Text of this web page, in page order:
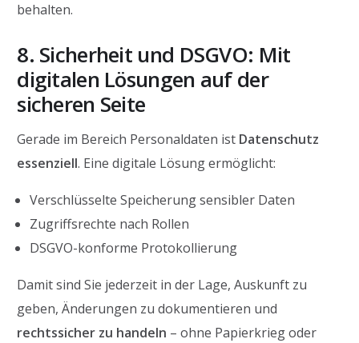
behalten.
8. Sicherheit und DSGVO: Mit
digitalen Lösungen auf der
sicheren Seite
Gerade im Bereich Personaldaten ist Datenschutz
essenziell. Eine digitale Lösung ermöglicht:
Verschlüsselte Speicherung sensibler Daten
Zugriffsrechte nach Rollen
DSGVO-konforme Protokollierung
Damit sind Sie jederzeit in der Lage, Auskunft zu
geben, Änderungen zu dokumentieren und
rechtssicher zu handeln – ohne Papierkrieg oder